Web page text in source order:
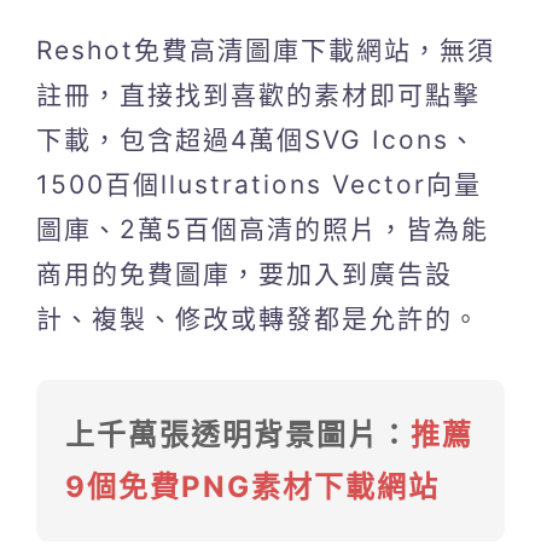
Reshot免費高清圖庫下載網站，無須
註冊，直接找到喜歡的素材即可點擊
下載，包含超過4萬個SVG Icons、
1500百個llustrations Vector向量
圖庫、2萬5百個高清的照片，皆為能
商用的免費圖庫，要加入到廣告設
計、複製、修改或轉發都是允許的。
上千萬張透明背景圖片： 推薦
9個免費PNG素材下載網站